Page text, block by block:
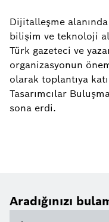
Dijitalleşme
bilişim ve teknoloji
Türk gazeteci ve
organizasyonun
olarak toplantıya
Tasarımcılar
sona erdi.
Aradığınızı